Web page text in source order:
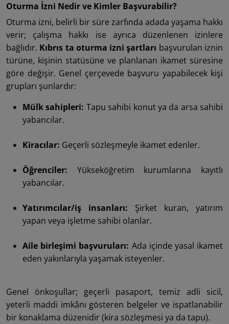
Oturma İzni Nedir ve Kimler Başvurabilir?
Oturma izni, belirli bir süre zarfında adada yaşama hakkı
verir; çalışma hakkı ise ayrıca düzenlenen izinlere
bağlıdır. Kıbrıs ta oturma izni şartları başvurulan iznin
türüne, kişinin statüsüne ve planlanan ikamet süresine
göre değişir. Genel çerçevede başvuru yapabilecek kişi
grupları şunlardır:
Mülk sahipleri: Tapu sahibi konut ya da arsa sahibi
yabancılar.
Kiracılar: Geçerli sözleşmeyle ikamet edenler.
Öğrenciler: Yükseköğretim kurumlarına kayıtlı
yabancılar.
Yatırımcılar/iş insanları: Şirket kuran, yatırım
yapan veya işletme sahibi olanlar.
Aile birleşimi başvuruları: Ada içinde yasal ikamet
eden yakınlarıyla yaşamak isteyenler.
Genel önkoşullar; geçerli pasaport, temiz adli sicil,
yeterli maddi imkânı gösteren belgeler ve ispatlanabilir
bir konaklama düzenidir (kira sözleşmesi ya da tapu).